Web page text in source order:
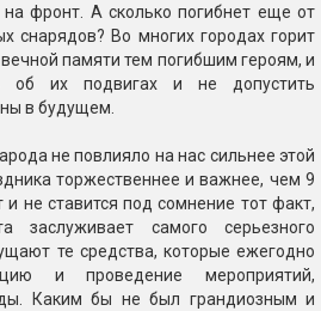
фронт. А сколько погибнет еще от
снарядов? Во многих городах горит
памяти тем погибшим героям, и
об их подвигах и не допустить
в будущем.
не повлияло на нас сильнее этой
торжественнее и важнее, чем 9
не ставится под сомнение тот факт,
заслуживает самого серьезного
те средства, которые ежегодно
и проведение мероприятий,
Каким бы не был грандиозным и